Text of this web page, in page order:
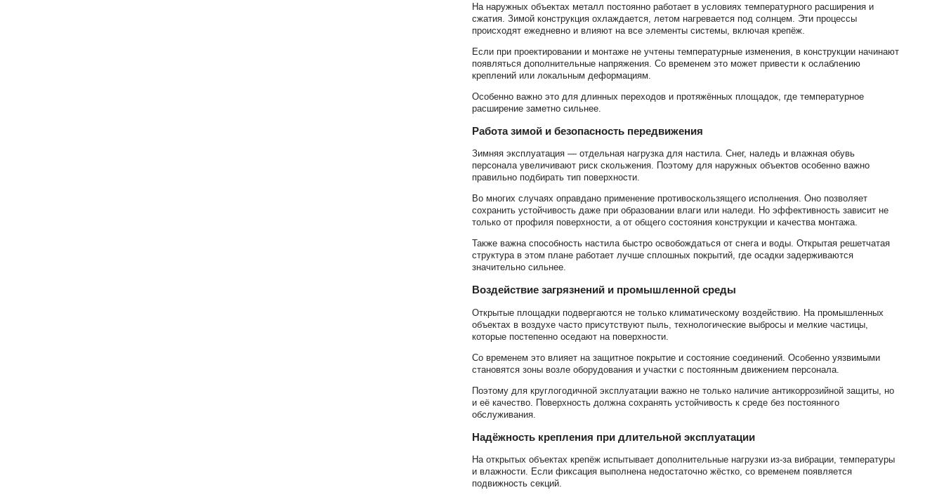
На наружных объектах металл постоянно работает в условиях температурного расширения и
сжатия. Зимой конструкция охлаждается, летом нагревается под солнцем. Эти процессы
происходят ежедневно и влияют на все элементы системы, включая крепёж.
Если при проектировании и монтаже не учтены температурные изменения, в конструкции начинают
появляться дополнительные напряжения. Со временем это может привести к ослаблению
креплений или локальным деформациям.
Особенно важно это для длинных переходов и протяжённых площадок, где температурное
расширение заметно сильнее.
Работа зимой и безопасность передвижения
Зимняя эксплуатация — отдельная нагрузка для настила. Снег, наледь и влажная обувь
персонала увеличивают риск скольжения. Поэтому для наружных объектов особенно важно
правильно подбирать тип поверхности.
Во многих случаях оправдано применение противоскользящего исполнения. Оно позволяет
сохранить устойчивость даже при образовании влаги или наледи. Но эффективность зависит не
только от профиля поверхности, а от общего состояния конструкции и качества монтажа.
Также важна способность настила быстро освобождаться от снега и воды. Открытая решетчатая
структура в этом плане работает лучше сплошных покрытий, где осадки задерживаются
значительно сильнее.
Воздействие загрязнений и промышленной среды
Открытые площадки подвергаются не только климатическому воздействию. На промышленных
объектах в воздухе часто присутствуют пыль, технологические выбросы и мелкие частицы,
которые постепенно оседают на поверхности.
Со временем это влияет на защитное покрытие и состояние соединений. Особенно уязвимыми
становятся зоны возле оборудования и участки с постоянным движением персонала.
Поэтому для круглогодичной эксплуатации важно не только наличие антикоррозийной защиты, но
и её качество. Поверхность должна сохранять устойчивость к среде без постоянного
обслуживания.
Надёжность крепления при длительной эксплуатации
На открытых объектах крепёж испытывает дополнительные нагрузки из-за вибрации, температуры
и влажности. Если фиксация выполнена недостаточно жёстко, со временем появляется
подвижность секций.